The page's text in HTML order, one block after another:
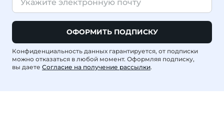
ОФОРМИТЬ ПОДПИСКУ
Конфиденциальность данных гарантируется, от подписки
можно отказаться в любой момент. Оформляя подписку,
вы даете Согласие на получение рассылки.